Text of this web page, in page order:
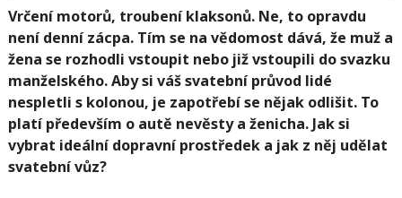
Vrčení motorů, troubení klaksonů. Ne, to opravdu
není denní zácpa. Tím se na vědomost dává, že muž a
žena se rozhodli vstoupit nebo již vstoupili do svazku
manželského. Aby si váš svatební průvod lidé
nespletli s kolonou, je zapotřebí se nějak odlišit. To
platí především o autě nevěsty a ženicha. Jak si
vybrat ideální dopravní prostředek a jak z něj udělat
svatební vůz?